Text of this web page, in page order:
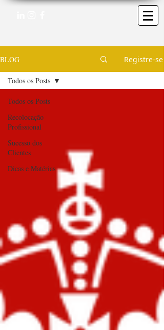
BLOG Registre-se
Todos os Posts
Recolocação
Profissional
Sucesso dos
Clientes
Dicas e Matérias
Todos os Posts